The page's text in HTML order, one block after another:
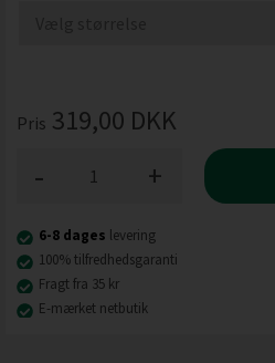
Pris 319,00 DKK
+
-
6-8 dages levering
100% tilfredhedsgaranti
Fragt fra 35 kr
E-mærket netbutik